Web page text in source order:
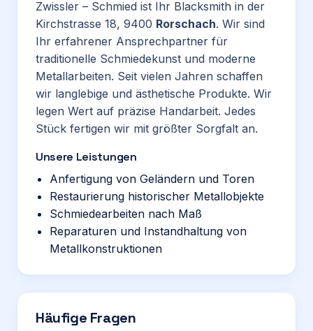
Zwissler – Schmied ist Ihr Blacksmith in der
Kirchstrasse 18, 9400 Rorschach. Wir sind
Ihr erfahrener Ansprechpartner für
traditionelle Schmiedekunst und moderne
Metallarbeiten. Seit vielen Jahren schaffen
wir langlebige und ästhetische Produkte. Wir
legen Wert auf präzise Handarbeit. Jedes
Stück fertigen wir mit größter Sorgfalt an.
Unsere Leistungen
Anfertigung von Geländern und Toren
Restaurierung historischer Metallobjekte
Schmiedearbeiten nach Maß
Reparaturen und Instandhaltung von
Metallkonstruktionen
Häufige Fragen